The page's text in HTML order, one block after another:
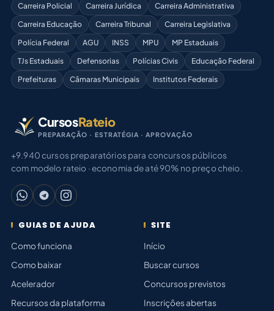
Carreira Policial Carreira Jurídica
Carreira Administrativa
Carreira Educação
Carreira Tribunal
Carreira Legislativa
Polícia Federal
AGU INSS MPU
MP Estaduais
TJs Estaduais
Defensorias Polícias Civis
Educação Federal
Prefeituras
Câmaras Municipais Institutos Federais
CursosRateio
PREPARAÇÃO · ESTRATÉGIA · APROVAÇÃO
+9.940 cursos preparatórios para concursos públicos
com modelo rateio · economia de até 90% no preço cheio.
GUIAS DE AJUDA
Como funciona
Como baixar
Acelerador
Recursos da plataforma
SITE
Início
Buscar cursos
Concursos previstos
Inscrições abertas